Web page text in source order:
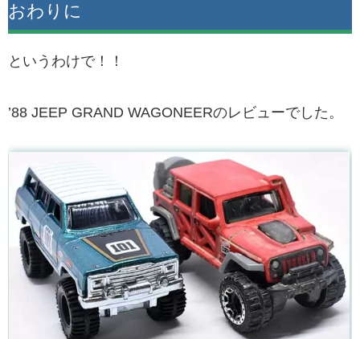
おわりに
というわけで！！
’88 JEEP GRAND WAGONEERのレビューでした。